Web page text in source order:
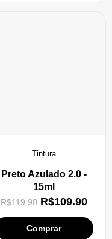
Tintura
Preto Azulado 2.0 -
15ml
R$119.90 R$109.90
Comprar